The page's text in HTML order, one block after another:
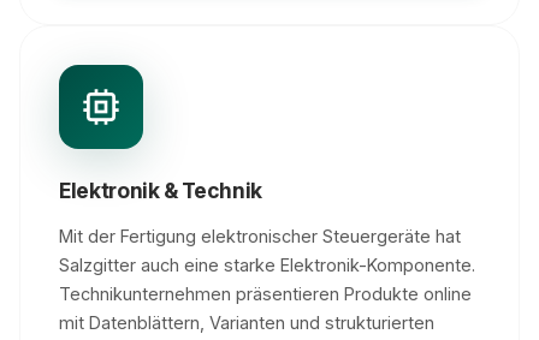
Elektronik & Technik
Mit der Fertigung elektronischer Steuergeräte hat
Salzgitter auch eine starke Elektronik-Komponente.
Technikunternehmen präsentieren Produkte online
mit Datenblättern, Varianten und strukturierten